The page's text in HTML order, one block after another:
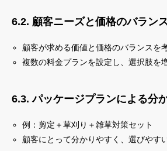
6.2. 顧客ニーズと価格のバラン
顧客が求める価値と価格のバランスを
複数の料金プランを設定し、選択肢を
6.3. パッケージプランによる分
例：剪定＋草刈り＋雑草対策セット
顧客にとって分かりやすく、選びやす